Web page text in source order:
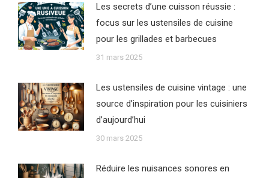
Les secrets d’une cuisson réussie :
focus sur les ustensiles de cuisine
pour les grillades et barbecues
31 mars 2025
Les ustensiles de cuisine vintage : une
source d’inspiration pour les cuisiniers
d’aujourd’hui
30 mars 2025
Réduire les nuisances sonores en